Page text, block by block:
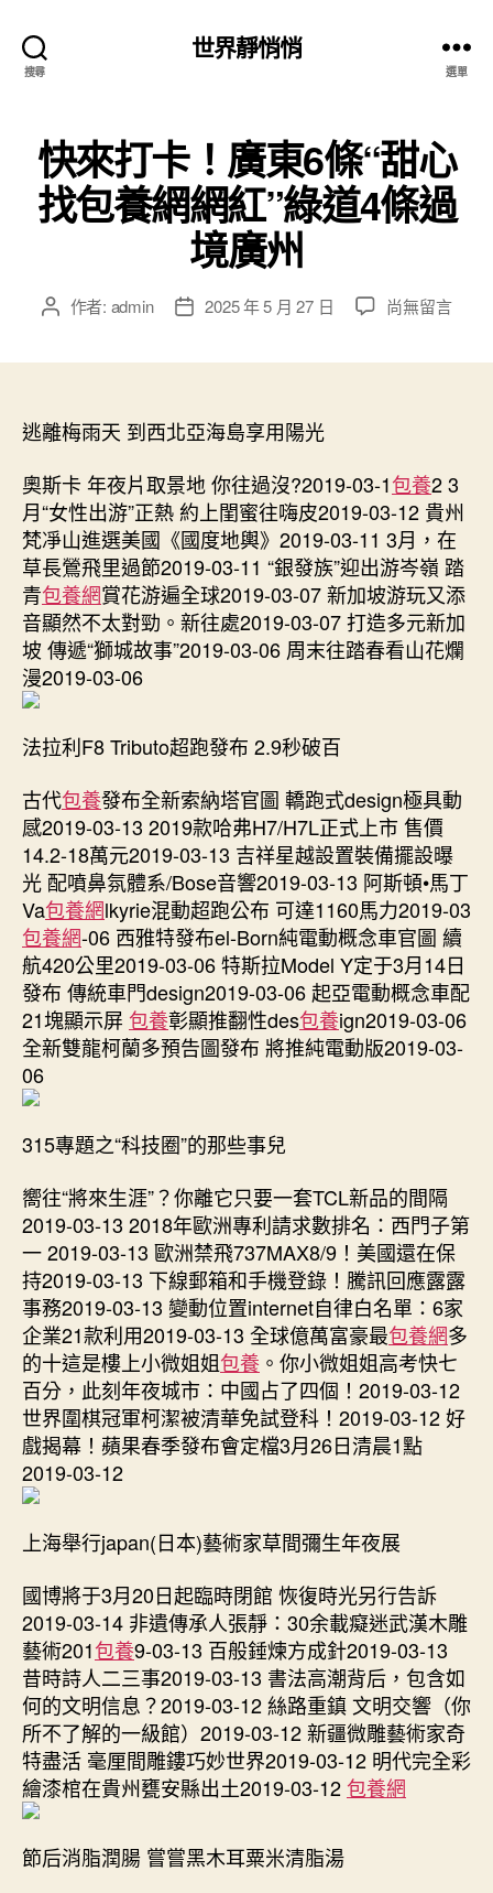
搜尋
世界靜悄悄
選單
快來打卡！廣東6條“甜心
找包養網網紅”綠道4條過
境廣州
文 作者: admin
文
期
2025 年 5 月 27 日
在
6
條
“甜
心
找
包
養
網
過
境
廣
州〉
中
尚無留言
逃離梅雨天 到西北亞海島享用陽光
奧斯卡 年夜片取景地 你往過沒?2019-03-1包養2 3
月“女性出游”正熱 約上閨蜜往嗨皮2019-03-12 貴州
梵凈山進選美國《國度地輿》2019-03-11 3月，在
草長鶯飛里過節2019-03-11 “銀發族”迎出游岑嶺 踏
青包養網賞花游遍全球2019-03-07 新加坡游玩又添
音顯然不太對勁。新往處2019-03-07 打造多元新加
坡 傳遞“獅城故事”2019-03-06 周末往踏春看山花爛
漫2019-03-06
法拉利F8 Tributo超跑發布 2.9秒破百
古代包養發布全新索納塔官圖 轎跑式design極具動
感2019-03-13 2019款哈弗H7/H7L正式上市 售價
14.2-18萬元2019-03-13 吉祥星越設置裝備擺設曝
光 配噴鼻氛體系/Bose音響2019-03-13 阿斯頓•馬丁
Va包養網lkyrie混動超跑公布 可達1160馬力2019-03
包養網-06 西雅特發布el-Born純電動概念車官圖 續
航420公里2019-03-06 特斯拉Model Y定于3月14日
發布 傳統車門design2019-03-06 起亞電動概念車配
21塊顯示屏 包養彰顯推翻性des包養ign2019-03-06
全新雙龍柯蘭多預告圖發布 將推純電動版2019-03-
06
315專題之“科技圈”的那些事兒
嚮往“將來生涯”？你離它只要一套TCL新品的間隔
2019-03-13 2018年歐洲專利請求數排名：西門子第
一 2019-03-13 歐洲禁飛737MAX8/9！美國還在保
持2019-03-13 下線郵箱和手機登錄！騰訊回應露露
事務2019-03-13 變動位置internet自律白名單：6家
企業21款利用2019-03-13 全球億萬富豪最包養網多
的十這是樓上小微姐姐包養 。你小微姐姐高考快七
百分，此刻年夜城市：中國占了四個！2019-03-12
世界圍棋冠軍柯潔被清華免試登科！2019-03-12 好
戲揭幕！蘋果春季發布會定檔3月26日清晨1點
2019-03-12
上海舉行japan(日本)藝術家草間彌生年夜展
國博將于3月20日起臨時閉館 恢復時光另行告訴
2019-03-14 非遺傳承人張靜：30余載癡迷武漢木雕
藝術201包養9-03-13 百般錘煉方成針2019-03-13
昔時詩人二三事2019-03-13 書法高潮背后，包含如
何的文明信息？2019-03-12 絲路重鎮 文明交響（你
所不了解的一級館）2019-03-12 新疆微雕藝術家奇
特盡活 毫厘間雕鏤巧妙世界2019-03-12 明代完全彩
繪漆棺在貴州甕安縣出土2019-03-12包養網
節后消脂潤腸 嘗嘗黑木耳粟米清脂湯